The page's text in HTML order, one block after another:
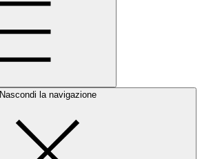
Nascondi la navigazione